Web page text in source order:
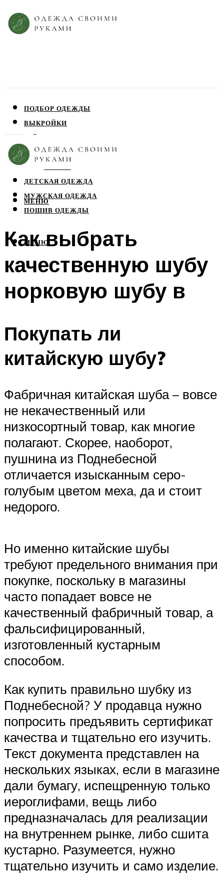
ПОДБОР ОДЕЖДЫ
ВЫКРОЙКИ
ЮБКИ
ДЕТСКАЯ ОДЕЖДА
МУЖСКАЯ ОДЕЖДА
ПОШИВ ОДЕЖДЫ
МЕНЮ
МЕНЮ
Как выбрать
качественную шубу
норковую шубу в
Покупать ли
китайскую шубу?
Фабричная китайская шуба – вовсе
не некачественный или
низкосортный товар, как многие
полагают. Скорее, наоборот,
пушнина из Поднебесной
отличается изысканным серо-
голубым цветом меха, да и стоит
недорого.
Но именно китайские шубы
требуют предельного внимания при
покупке, поскольку в магазины
часто попадает вовсе не
качественный фабричный товар, а
фальсифицированный,
изготовленный кустарным
способом.
Как купить правильно шубку из
Поднебесной? У продавца нужно
попросить предъявить сертификат
качества и тщательно его изучить.
Текст документа представлен на
нескольких языках, если в магазине
дали бумагу, испещренную только
иероглифами, вещь либо
предназначалась для реализации
на внутреннем рынке, либо сшита
кустарно. Разумеется, нужно
тщательно изучить и само изделие.